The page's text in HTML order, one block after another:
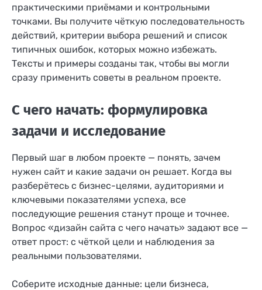
практическими приёмами и контрольными
точками. Вы получите чёткую последовательность
действий, критерии выбора решений и список
типичных ошибок, которых можно избежать.
Тексты и примеры созданы так, чтобы вы могли
сразу применить советы в реальном проекте.
С чего начать: формулировка
задачи и исследование
Первый шаг в любом проекте — понять, зачем
нужен сайт и какие задачи он решает. Когда вы
разберётесь с бизнес-целями, аудиториями и
ключевыми показателями успеха, все
последующие решения станут проще и точнее.
Вопрос «дизайн сайта с чего начать» задают все —
ответ прост: с чёткой цели и наблюдения за
реальными пользователями.
Соберите исходные данные: цели бизнеса,